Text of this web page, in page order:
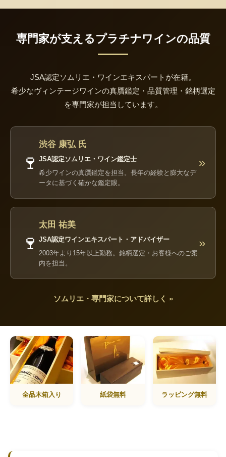
専門家が支えるプラチナワインの品質
JSA認定ソムリエ・ワインエキスパートが在籍。
希少なヴィンテージワインの真贋鑑定・品質管理・銘柄選定
を専門家が担当しています。
🍷
渋谷 康弘 氏
JSA認定ソムリエ・ワイン鑑定士
希少ワインの真贋鑑定を担当。長年の経験と膨大なデ
ータに基づく確かな鑑定眼。
»
🍷
太田 祐美
JSA認定ワインエキスパート・アドバイザー
2003年より15年以上勤務。銘柄選定・お客様へのご案
内を担当。
»
ソムリエ・専門家について詳しく »
全品木箱入り 紙袋無料 ラッピング無料